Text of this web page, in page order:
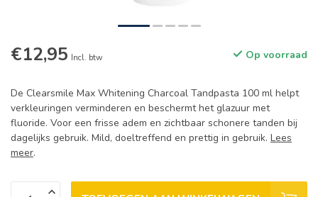
€12,95 Incl. btw Op voorraad
De Clearsmile Max Whitening Charcoal Tandpasta 100 ml helpt
verkleuringen verminderen en beschermt het glazuur met
fluoride. Voor een frisse adem en zichtbaar schonere tanden bij
dagelijks gebruik. Mild, doeltreffend en prettig in gebruik. Lees
meer.